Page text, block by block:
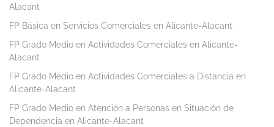
Alacant
FP Básica en Servicios Comerciales en Alicante-Alacant
FP Grado Medio en Actividades Comerciales en Alicante-
Alacant
FP Grado Medio en Actividades Comerciales a Distancia en
Alicante-Alacant
FP Grado Medio en Atención a Personas en Situación de
Dependencia en Alicante-Alacant